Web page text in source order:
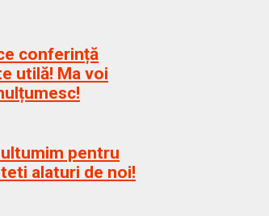
conferință
utilă! Ma voi
pentru
alaturi de noi!